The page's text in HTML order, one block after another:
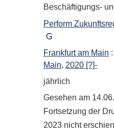
Beschäftigungs-
Perform
Frankfurt am Main :
Main, 2020 [?]-
jährlich
Gesehen am
Fortsetzung der
2023 nicht